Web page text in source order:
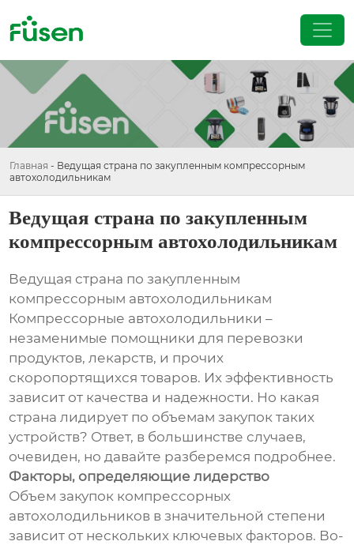
Главная - Ведущая страна по закупленным компрессорным
автохолодильникам
Ведущая страна по закупленным
компрессорным автохолодильникам
Ведущая страна по закупленным
компрессорным автохолодильникам
Компрессорные автохолодильники –
незаменимые помощники для перевозки
продуктов, лекарств, и прочих
скоропортящихся товаров. Их эффективность
зависит от качества и надежности. Но какая
страна лидирует по объемам закупок таких
устройств? Ответ, в большинстве случаев,
очевиден, но давайте разберемся подробнее.
Факторы, определяющие лидерство
Объем закупок компрессорных
автохолодильников в значительной степени
зависит от нескольких ключевых факторов. Во-